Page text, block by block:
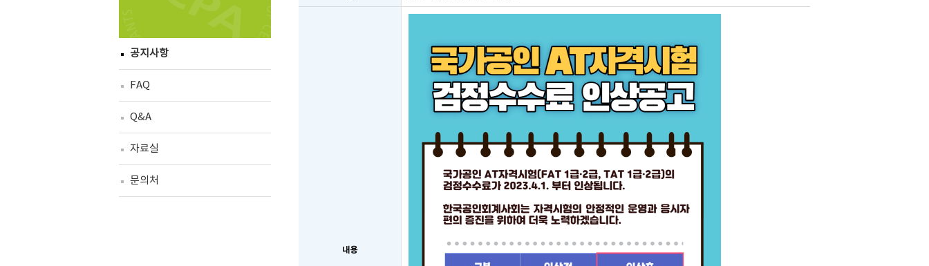
공지사항
FAQ
Q&A
자료실
문의처
내용